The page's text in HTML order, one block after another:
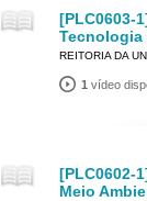
[PLC0603-
Tecnologia
REITORIA DA
1 vídeo
[PLC0602-
Meio